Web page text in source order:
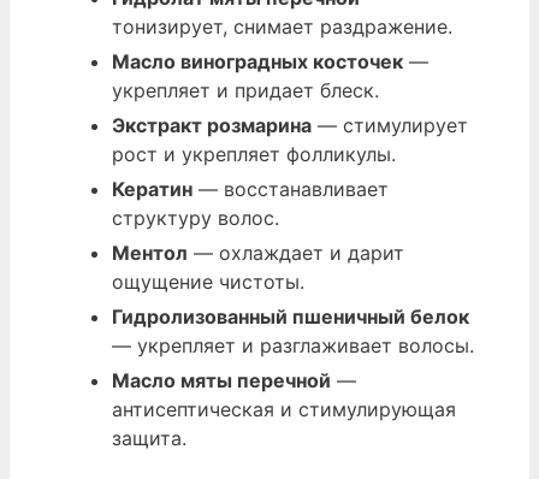
тонизирует, снимает раздражение.
Масло виноградных косточек —
укрепляет и придает блеск.
Экстракт розмарина — стимулирует
рост и укрепляет фолликулы.
Кератин — восстанавливает
структуру волос.
Ментол — охлаждает и дарит
ощущение чистоты.
Гидролизованный пшеничный белок
— укрепляет и разглаживает волосы.
Масло мяты перечной —
антисептическая и стимулирующая
защита.